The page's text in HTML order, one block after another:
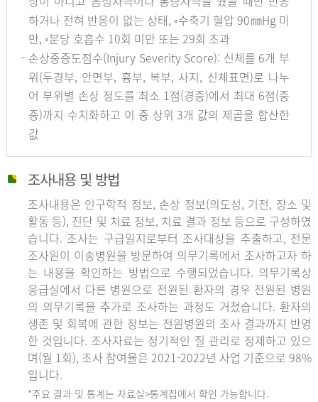
하거나 전혀 반응이 없는 상태, ◦수축기 혈압 90㎜Hg 미
만, ◦분당 호흡수 10회 미만 또는 29회 초과
- 손상중증도점수(Injury Severity Score): 신체를 6개 부
위(두경부, 안면부, 흉부, 복부, 사지, 신체표면)로 나누
어 부위별 손상 정도를 최소 1점(경증)에서 최대 6점(중
증)까지 수치화하고 이 중 상위 3개 값의 제곱을 합산한
값
조사내용 및 방법
조사내용은 인구학적 정보, 손상 정보(의도성, 기전, 장소 및
활동 등), 진단 및 치료 정보, 치료 결과 정보 등으로 구성하였
습니다. 조사는 구급일지로부터 조사대상을 추출하고, 전문
조사원이 이송병원을 방문하여 의무기록에서 조사하고자 하
는 내용을 확인하는 방법으로 수행되었습니다. 의무기록상
응급실에서 다른 병원으로 전원된 환자의 경우 전원된 병원
의 의무기록을 추가로 조사하는 과정도 거쳤습니다. 환자의
생존 및 회복에 관한 정보는 전원병원의 조사 결과까지 반영
한 것입니다. 조사자료는 정기적인 질 관리로 정제하고 있으
며(월 1회), 조사 참여율은 2021-2022년 사업 기준으로 98%
입니다.
*주요 결과 및 통계는 자료실>통계집에서 확인 가능합니다.